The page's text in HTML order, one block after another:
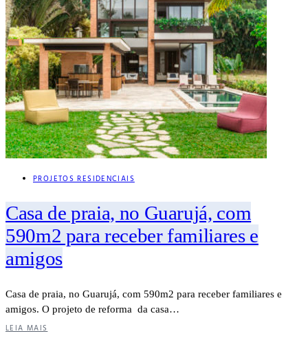
PROJETOS RESIDENCIAIS
Casa de praia, no Guarujá, com
590m2 para receber familiares e
amigos
Casa de praia, no Guarujá, com 590m2 para receber familiares e
amigos. O projeto de reforma da casa…
LEIA MAIS